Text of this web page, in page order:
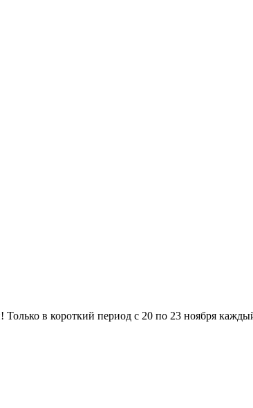
в короткий период с 20 по 23 ноября